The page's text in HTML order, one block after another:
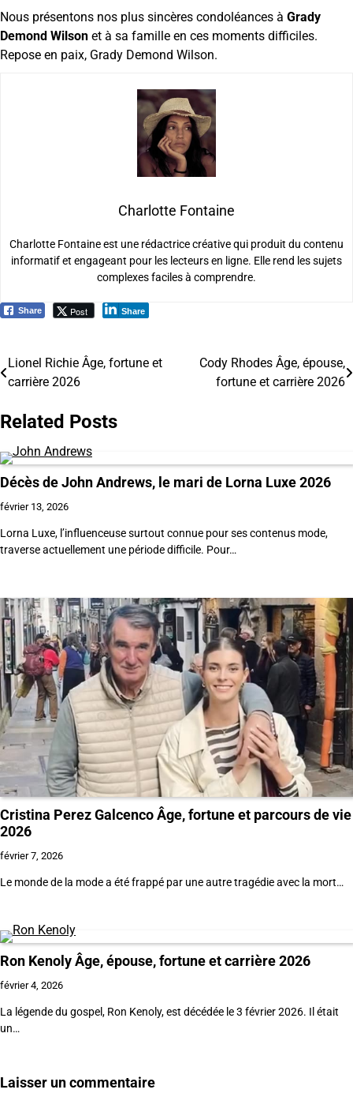
Nous présentons nos plus sincères condoléances à Grady
Demond Wilson et à sa famille en ces moments difficiles.
Repose en paix, Grady Demond Wilson.
Charlotte Fontaine
Charlotte Fontaine est une rédactrice créative qui produit du contenu
informatif et engageant pour les lecteurs en ligne. Elle rend les sujets
complexes faciles à comprendre.
Share Post Share
Navigation
l’article
Lionel Richie Âge, fortune et
carrière 2026
Cody Rhodes Âge, épouse,
fortune et carrière 2026
Related Posts
Décès de John Andrews, le mari de Lorna Luxe 2026
février 13, 2026
Lorna Luxe, l’influenceuse surtout connue pour ses contenus mode,
traverse actuellement une période difficile. Pour…
Cristina Perez Galcenco Âge, fortune et parcours de vie
2026
février 7, 2026
Le monde de la mode a été frappé par une autre tragédie avec la mort…
Ron Kenoly Âge, épouse, fortune et carrière 2026
février 4, 2026
La légende du gospel, Ron Kenoly, est décédée le 3 février 2026. Il était
un…
Laisser un commentaire